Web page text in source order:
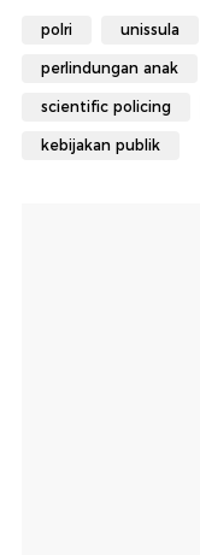
polri unissula
perlindungan anak
scientific policing
kebijakan publik